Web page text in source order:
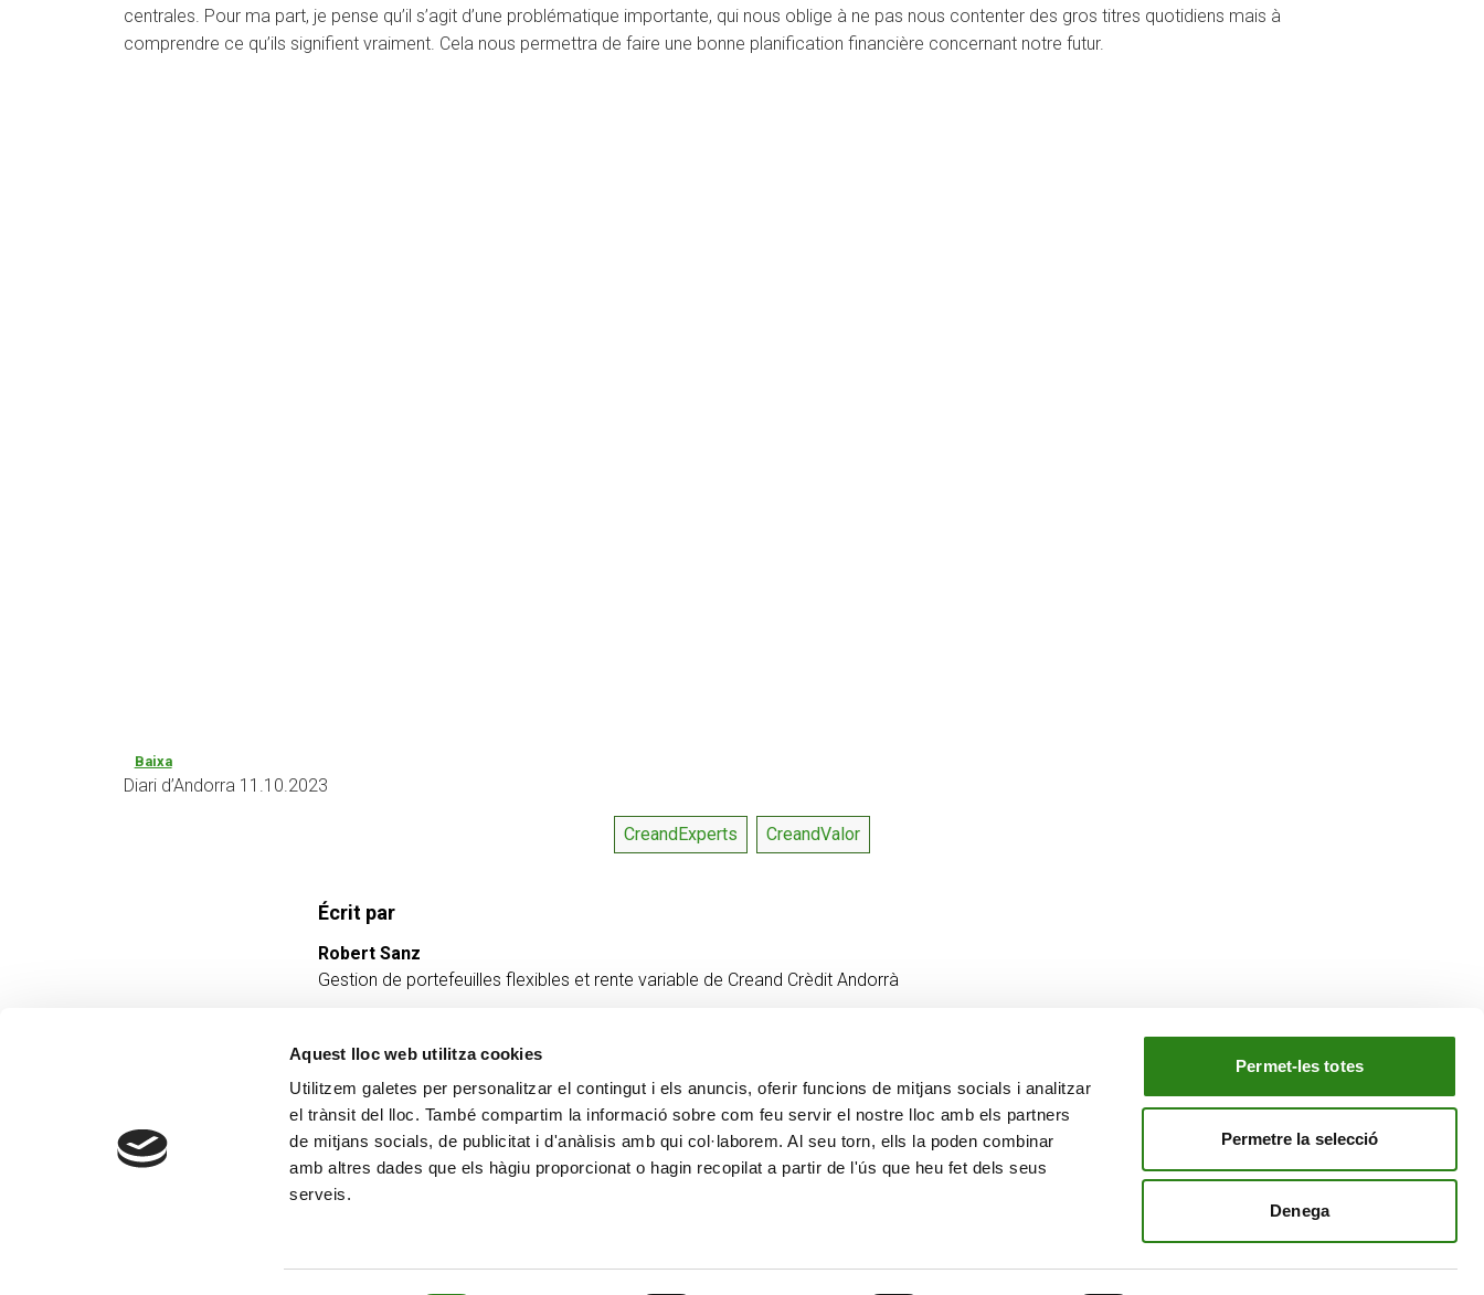
Aquest lloc web utilitza cookies
Utilitzem galetes per personalitzar el contingut i els anuncis, oferir funcions de mitjans socials i analitzar
el trànsit del lloc. També compartim la informació sobre com feu servir el nostre lloc amb els partners
de mitjans socials, de publicitat i d'anàlisis amb qui col·laborem. Al seu torn, ells la poden combinar
amb altres dades que els hàgiu proporcionat o hagin recopilat a partir de l'ús que heu fet dels seus
serveis.
Permet-les totes
Permetre la selecció
Denega
centrales. Pour ma part, je pense qu’il s’agit d’une problématique importante, qui nous oblige à ne pas nous contenter des gros titres quotidiens mais à
comprendre ce qu’ils signifient vraiment. Cela nous permettra de faire une bonne planification financière concernant notre futur.
Baixa
Diari d’Andorra 11.10.2023
CreandExperts CreandValor
Écrit par
Robert Sanz
Gestion de portefeuilles flexibles et rente variable de Creand Crèdit Andorrà
Contact
PLUS CREAND
Actualité
NOTRE GROUPE
Creand Wealth Management EE. UU.